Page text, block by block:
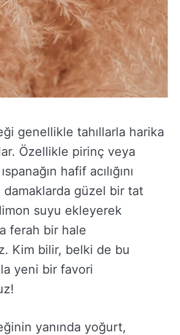
genellikle tahıllarla harika
Özellikle pirinç veya
hafif acılığını
güzel bir tat
limon suyu ekleyerek
ferah bir hale
Kim bilir, belki de bu
yeni bir favori
yanında yoğurt,